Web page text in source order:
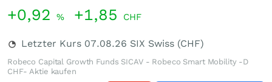
+0,92 % +1,85 CHF
Letzter Kurs 07.08.26 SIX Swiss (CHF)
Robeco Capital Growth Funds SICAV - Robeco Smart Mobility -D
CHF- Aktie kaufen